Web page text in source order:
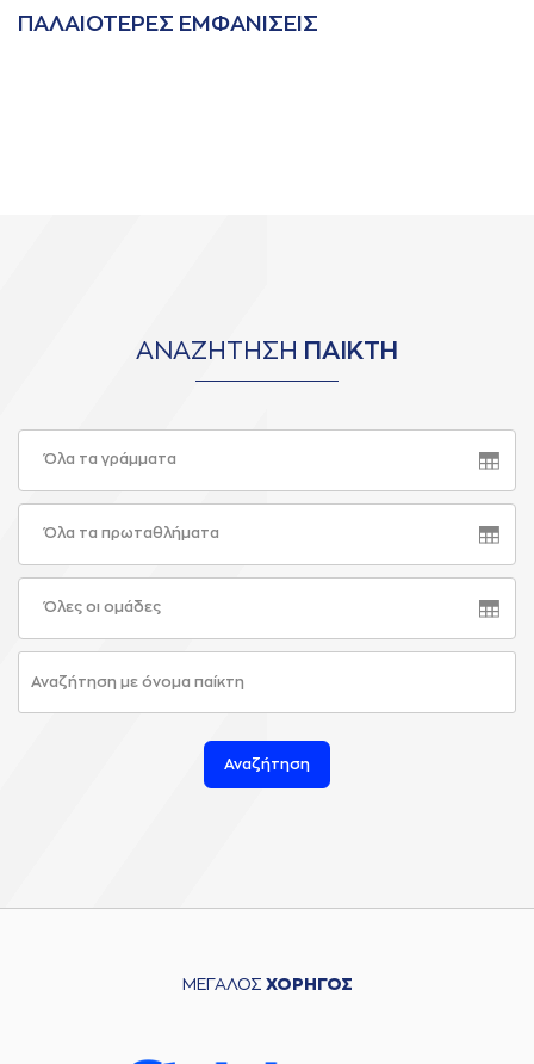
ΠAΛAΙΟΤΕΡΕΣ ΕΜΦAΝΙΣΕΙΣ
ΑΝΑΖΗΤΗΣΗ ΠΑΙΚΤΗ
Όλα τα γράμματα
Όλα τα πρωταθλήματα
Όλες οι ομάδες
Αναζήτηση
ΜΕΓΑΛΟΣ ΧΟΡΗΓΟΣ